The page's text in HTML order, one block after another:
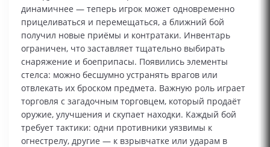
динамичнее — теперь игрок может одновременно
прицеливаться и перемещаться, а ближний бой
получил новые приёмы и контратаки. Инвентарь
ограничен, что заставляет тщательно выбирать
снаряжение и боеприпасы. Появились элементы
стелса: можно бесшумно устранять врагов или
отвлекать их броском предмета. Важную роль играет
торговля с загадочным торговцем, который продаёт
оружие, улучшения и скупает находки. Каждый бой
требует тактики: одни противники уязвимы к
огнестрелу, другие — к взрывчатке или ударам в